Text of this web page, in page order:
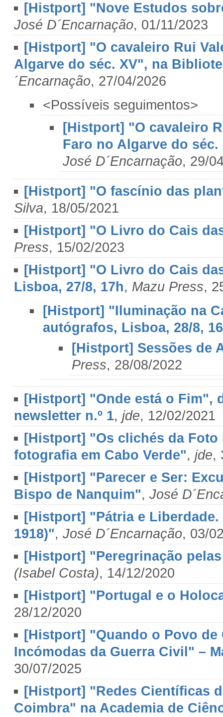
[Histport] "Nove Estudos
José D´Encarnação, 01/11/2023
[Histport] "O cavaleiro Rui
Algarve do séc. XV", na
´Encarnação, 27/04/2026
<Possíveis seguimentos>
[Histport] "O cavaleiro
Faro no Algarve do
José D´Encarnação, 29/
[Histport] "O fascínio das
Silva, 18/05/2021
[Histport] "O Livro do Cais
Press, 15/02/2023
[Histport] "O Livro do Cais
Lisboa, 27/8, 17h, Mazu Press,
[Histport] "Iluminação na
autógrafos, Lisboa, 28/8,
[Histport] Sessões de
Press, 28/08/2022
[Histport] "Onde está o Fim",
newsletter n.º 1, jde, 12/02/2021
[Histport] "Os clichés da
fotografia em Cabo Verde", jde,
[Histport] "Parecer e Ser:
Bispo de Nanquim", José
[Histport] "Pátria e
1918)", José D´Encarnação, 03/
[Histport] "Peregrinação
(Isabel Costa), 14/12/2020
[Histport] "Portugal e o
28/12/2020
[Histport] "Quando o Povo
Incómodas da Guerra Civil" –
30/07/2025
[Histport] "Redes Científicas
Coimbra" na Academia de